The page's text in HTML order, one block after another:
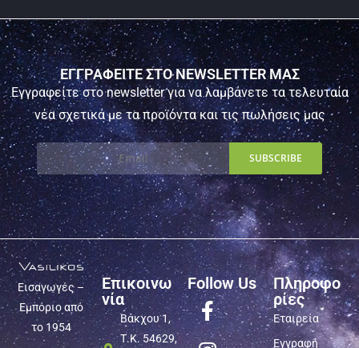
ΕΓΓΡΑΦΕΙΤΕ ΣΤΟ NEWSLETTER ΜΑΣ
Εγγραφείτε στο newsletter για να λαμβάνετε τα τελευταία
νέα σχετικά με τα προϊόντα και τις πωλήσεις μας
Εισαγωγές –
Εμπόριο από
το 1954
Επικοινω
νία
Βάκχου 1,
Τ.Κ. 54629,
Follow Us
Πληροφο
ρίες
Εταιρεία
Εγγραφή